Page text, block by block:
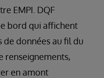
EMPI. DQF
bord qui affichent
de données au fil du
renseignements,
en amont